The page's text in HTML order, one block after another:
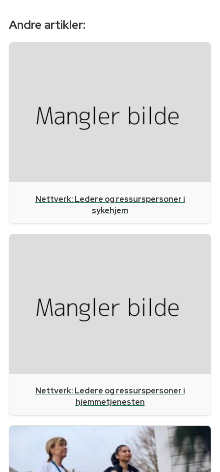
Andre artikler:
Nettverk: Ledere og ressurspersoner i
sykehjem
Nettverk: Ledere og ressurspersoner i
hjemmetjenesten